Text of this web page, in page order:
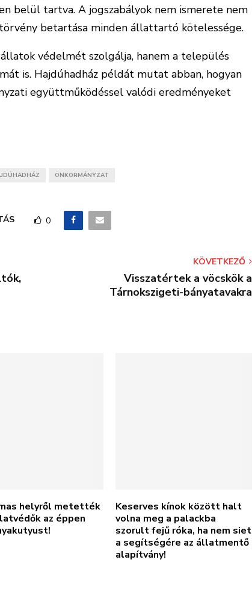
belül tartva. A jogszabályok nem ismerete nem
betartása minden állattartó kötelessége.
védelmét szolgálja, hanem a település
is. Hajdúhadház példát mutat abban, hogyan
együttműködéssel valódi eredményeket
ÖNKORMÁNYZAT
0
KÖVETKEZŐ
Visszatértek a vöcskök a
Tárnokszigeti-bányatavakra
helyről metették
az éppen
Keserves kínok között halt
volna meg a palackba
szorult fejű róka, ha nem siet
a segítségére az állatmentő
alapítvány!